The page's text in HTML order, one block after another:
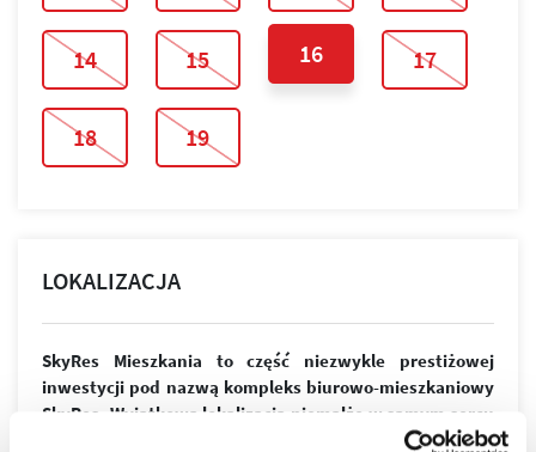
14 15 16 17
18 19
LOKALIZACJA
SkyRes Mieszkania to część niezwykle prestiżowej
inwestycji pod nazwą kompleks biurowo-mieszkaniowy
SkyRes. Wyjątkowa lokalizacja niemalże w samym sercu
Rzeszowa jest wprost idealna dla osób ceniących sobie